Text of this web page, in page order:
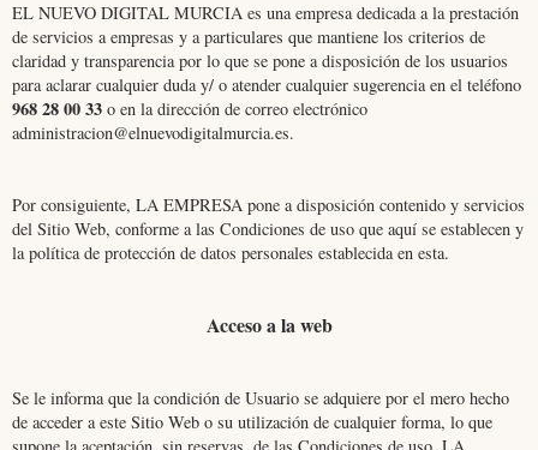
EL NUEVO DIGITAL MURCIA es una empresa dedicada a la prestación
de servicios a empresas y a particulares que mantiene los criterios de
claridad y transparencia por lo que se pone a disposición de los usuarios
para aclarar cualquier duda y/ o atender cualquier sugerencia en el teléfono
968 28 00 33 o en la dirección de correo electrónico
administracion@elnuevodigitalmurcia.es.
Por consiguiente, LA EMPRESA pone a disposición contenido y servicios
del Sitio Web, conforme a las Condiciones de uso que aquí se establecen y
la política de protección de datos personales establecida en esta.
Acceso a la web
Se le informa que la condición de Usuario se adquiere por el mero hecho
de acceder a este Sitio Web o su utilización de cualquier forma, lo que